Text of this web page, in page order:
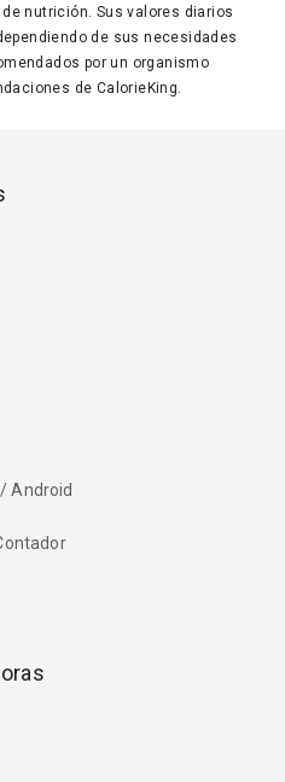
nutrición. Sus valores diarios
de sus necesidades
por un organismo
de CalorieKing.
Android